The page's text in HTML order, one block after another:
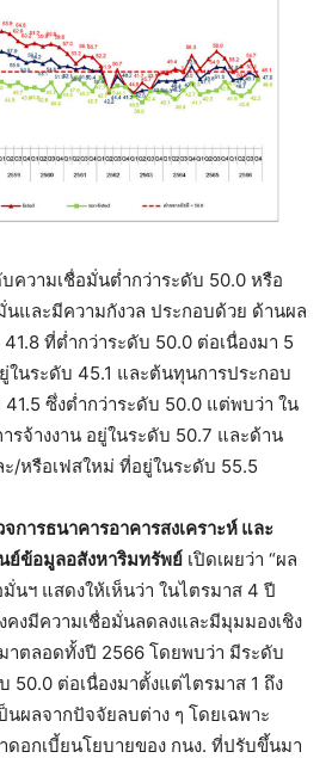
ความเชื่อมั่นต่ำกว่าระดับ 50.0 หรือ
นและมีความกังวล ประกอบด้วย ด้านผล
ที่ต่ำกว่าระดับ 50.0 ต่อเนื่องมา 5
นระดับ 45.1 และต้นทุนการประกอบ
ซึ่งต่ำกว่าระดับ 50.0 แต่พบว่า ใน
รจ้างงาน อยู่ในระดับ 50.7 และด้าน
ะ/หรือเฟสใหม่ ที่อยู่ในระดับ 55.5
การธนาคารอาคารสงเคราะห์ และ
ย์ข้อมูลอสังหาริมทรัพย์ เปิดเผยว่า “ผล
นฯ แสดงให้เห็นว่า ในไตรมาส 4 ปี
คงมีความเชื่อมั่นลดลงและมีมุมมองเชิง
ตลอดทั้งปี 2566 โดยพบว่า มีระดับ
50.0 ต่อเนื่องมาตั้งแต่ไตรมาส 1 ถึง
นผลจากปัจจัยลบต่าง ๆ โดยเฉพาะ
ดอกเบี้ยนโยบายของ กนง. ที่ปรับขึ้นมา